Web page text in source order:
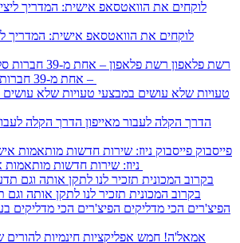
לוקחים את הוואטסאפ אישית: המדריך
רשת פלאפון
טעויות שלא עושים במבצעי
הדרך הקלה לעבור מאייפון
פייסבוק
בקרוב המכונית תזכיר לנו לתקן אותה וגם
הפיצ'רים הכי מדליקים